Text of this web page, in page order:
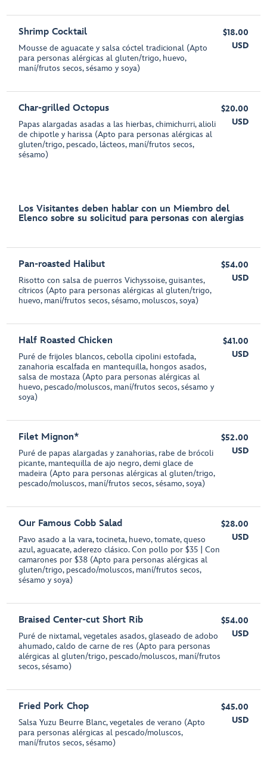
Shrimp Cocktail
Mousse de aguacate y salsa cóctel tradicional (Apto
para personas alérgicas al gluten/trigo, huevo,
maní/frutos secos, sésamo y soya)
$18.00
USD
Char-grilled Octopus
Papas alargadas asadas a las hierbas, chimichurri, alioli
de chipotle y harissa (Apto para personas alérgicas al
gluten/trigo, pescado, lácteos, maní/frutos secos,
sésamo)
$20.00
USD
Los Visitantes deben hablar con un Miembro del
Elenco sobre su solicitud para personas con alergias
Pan-roasted Halibut
Risotto con salsa de puerros Vichyssoise, guisantes,
cítricos (Apto para personas alérgicas al gluten/trigo,
huevo, maní/frutos secos, sésamo, moluscos, soya)
$54.00
USD
Half Roasted Chicken
Puré de frijoles blancos, cebolla cipolini estofada,
zanahoria escalfada en mantequilla, hongos asados,
salsa de mostaza (Apto para personas alérgicas al
huevo, pescado/moluscos, maní/frutos secos, sésamo y
soya)
$41.00
USD
Filet Mignon*
Puré de papas alargadas y zanahorias, rabe de brócoli
picante, mantequilla de ajo negro, demi glace de
madeira (Apto para personas alérgicas al gluten/trigo,
pescado/moluscos, maní/frutos secos, sésamo, soya)
$52.00
USD
Our Famous Cobb Salad
Pavo asado a la vara, tocineta, huevo, tomate, queso
azul, aguacate, aderezo clásico. Con pollo por $35 | Con
camarones por $38 (Apto para personas alérgicas al
gluten/trigo, pescado/moluscos, maní/frutos secos,
sésamo y soya)
$28.00
USD
Braised Center-cut Short Rib
Puré de nixtamal, vegetales asados, glaseado de adobo
ahumado, caldo de carne de res (Apto para personas
alérgicas al gluten/trigo, pescado/moluscos, maní/frutos
secos, sésamo)
$54.00
USD
Fried Pork Chop
Salsa Yuzu Beurre Blanc, vegetales de verano (Apto
para personas alérgicas al pescado/moluscos,
maní/frutos secos, sésamo)
$45.00
USD